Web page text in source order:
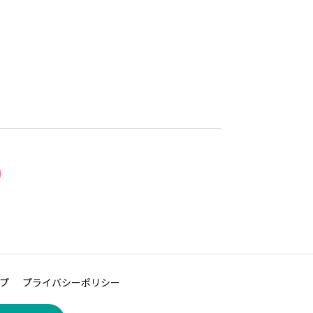
プライバシーポリシー